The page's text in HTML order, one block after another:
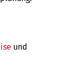
und